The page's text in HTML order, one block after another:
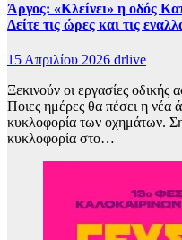
Άργος: «Κλείνει» η οδός
Δείτε τις ώρες και τις
15 Απριλίου 2026 drlive
Ξεκινούν οι εργασίες οδικής
Ποιες ημέρες θα πέσει η νέα
κυκλοφορία των οχημάτων.
κυκλοφορία στο…